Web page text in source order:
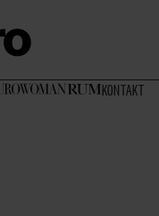
KONTAKT